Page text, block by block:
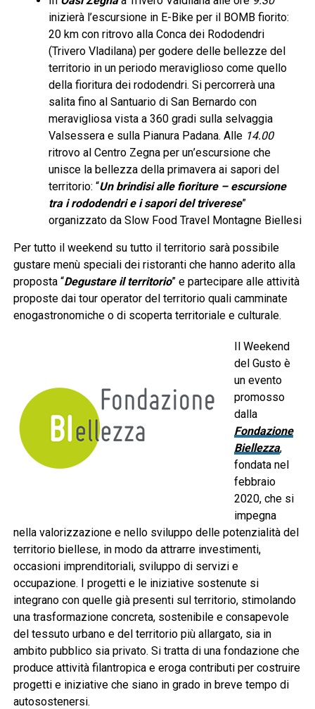
inizierà l’escursione in E-Bike per il BOMB fiorito:
20 km con ritrovo alla Conca dei Rododendri
(Trivero Vladilana) per godere delle bellezze del
territorio in un periodo meraviglioso come quello
della fioritura dei rododendri. Si percorrerà una
salita fino al Santuario di San Bernardo con
meravigliosa vista a 360 gradi sulla selvaggia
Valsessera e sulla Pianura Padana. Alle 14.00
ritrovo al Centro Zegna per un’escursione che
unisce la bellezza della primavera ai sapori del
territorio: “Un brindisi alle fioriture – escursione
tra i rododendri e i sapori del triverese”
organizzato da Slow Food Travel Montagne Biellesi
Per tutto il weekend su tutto il territorio sarà possibile
gustare menù speciali dei ristoranti che hanno aderito alla
proposta “Degustare il territorio” e partecipare alle attività
proposte dai tour operator del territorio quali camminate
enogastronomiche o di scoperta territoriale e culturale.
Il Weekend
del Gusto è
un evento
promosso
dalla
Fondazione
Biellezza,
fondata nel
febbraio
2020, che si
impegna
nella valorizzazione e nello sviluppo delle potenzialità del
territorio biellese, in modo da attrarre investimenti,
occasioni imprenditoriali, sviluppo di servizi e
occupazione. I progetti e le iniziative sostenute si
integrano con quelle già presenti sul territorio, stimolando
una trasformazione concreta, sostenibile e consapevole
del tessuto urbano e del territorio più allargato, sia in
ambito pubblico sia privato. Si tratta di una fondazione che
produce attività filantropica e eroga contributi per costruire
progetti e iniziative che siano in grado in breve tempo di
autosostenersi.